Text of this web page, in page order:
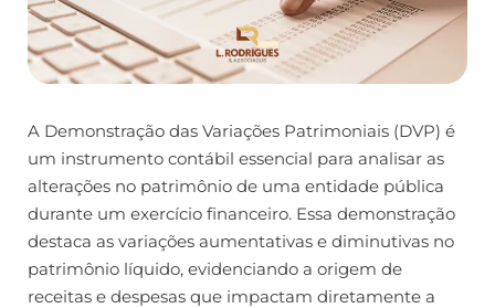
A Demonstração das Variações Patrimoniais (DVP) é
um instrumento contábil essencial para analisar as
alterações no patrimônio de uma entidade pública
durante um exercício financeiro. Essa demonstração
destaca as variações aumentativas e diminutivas no
patrimônio líquido, evidenciando a origem de
receitas e despesas que impactam diretamente a